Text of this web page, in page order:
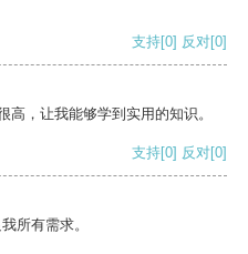
支持[0] 反对[0]
，让我能够学到实用的知识。
支持[0] 反对[0]
所有需求。